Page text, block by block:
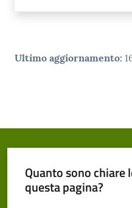
Ultimo aggiornamento:
Quanto sono chiare
questa pagina?